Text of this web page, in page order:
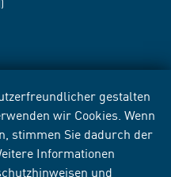
gestalten
wir Cookies. Wenn
stimmen Sie dadurch der
Informationen
und